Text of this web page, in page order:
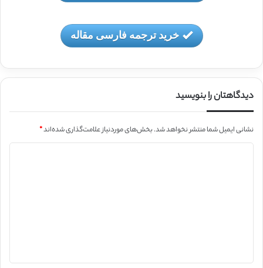
خرید ترجمه فارسی مقاله
دیدگاهتان را بنویسید
نشانی ایمیل شما منتشر نخواهد شد.بخش‌های موردنیاز علامت‌گذاری شده‌اند*